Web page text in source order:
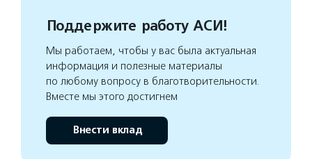
Поддержите работу АСИ!
Мы работаем, чтобы у вас была актуальная
информация и полезные материалы
по любому вопросу в благотворительности.
Вместе мы этого достигнем
Внести вклад